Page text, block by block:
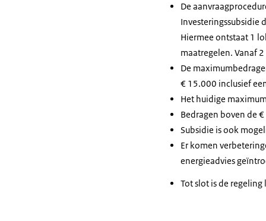
De
Investeringssubsidie
Hiermee ontstaat 1
maatregelen. Vanaf
De
€ 15.000 inclusief
Het huidige
Bedragen boven de
Subsidie is ook
Er komen
energieadvies
Tot slot is de